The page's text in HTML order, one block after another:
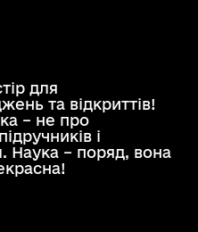
для
та відкриттів!
– не про
і
Наука – поряд, вона